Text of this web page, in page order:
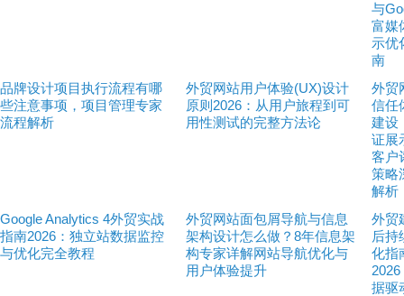
与
富媒
示优
南
品牌设计项目执行流程有哪
些注意事项，项目管理专家
流程解析
外贸网站用户体验(UX)设计
原则2026：从用户旅程到可
用性测试的完整方法论
外贸
信任
建设
证展
客户
策略
解析
Google Analytics 4外贸实战
指南2026：独立站数据监控
与优化完全教程
外贸网站面包屑导航与信息
架构设计怎么做？8年信息架
构专家详解网站导航优化与
用户体验提升
外贸
后持
化指
据驱